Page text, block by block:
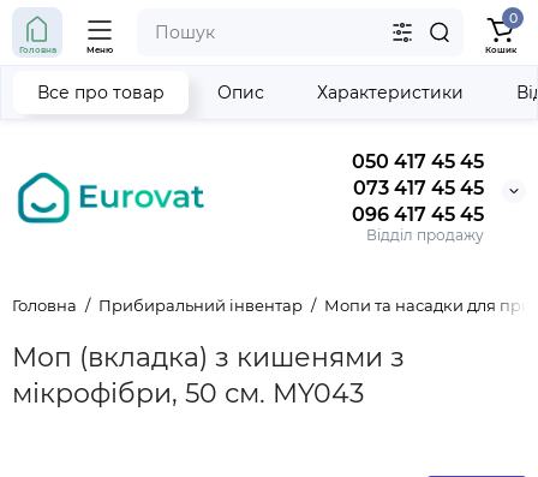
050 417 45 45
073 417 45 45
096 417 45 45
Відділ продажу
Головна Меню
0
Кошик
Головна Прибиральний інвентар Мопи та насадки для
Моп (вкладка) з кишенями з
мікрофібри, 50 см. MY043
Все про товар Опис Характеристики